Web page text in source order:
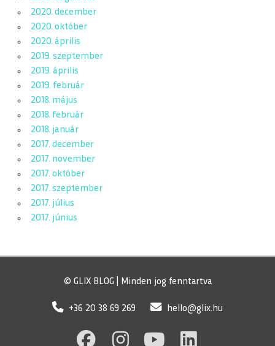
2020. december
2020. október
2020. április
2019. szeptember
2019. április
2019. február
2018. május
2018. február
2018. január
2017. december
2017. november
2017. október
2017. szeptember
2017. július
2017. június
© GLIX BLOG | Minden jog fenntartva
+36 20 38 69 269 hello@glix.hu